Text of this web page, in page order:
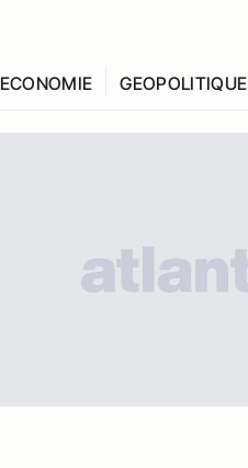
ECONOMIE GEOPOLITIQUE